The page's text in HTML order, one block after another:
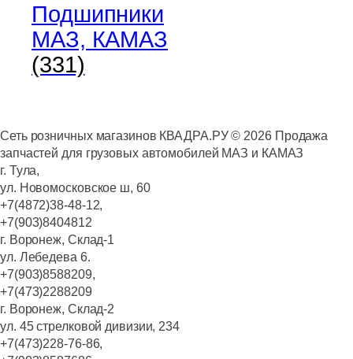
Подшипники
МАЗ, КАМАЗ
(331)
Сеть розничных магазинов КВАДРА.РУ © 2026Продажа
запчастей для грузовых автомобилей МАЗ и КАМАЗ
г. Тула,
ул. Новомосковское ш, 60
+7(4872)38-48-12,
+7(903)8404812
г. Воронеж, Склад-1
ул. Лебедева 6.
+7(903)8588209,
+7(473)2288209
г. Воронеж, Склад-2
ул. 45 стрелковой дивизии, 234
+7(473)228-76-86,